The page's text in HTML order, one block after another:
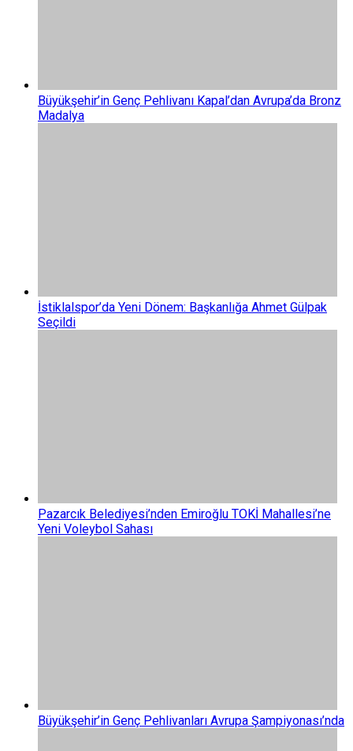
Büyükşehir’in Genç Pehlivanı Kapal’dan Avrupa’da Bronz
Madalya
İstiklalspor’da Yeni Dönem: Başkanlığa Ahmet Gülpak
Seçildi
Pazarcık Belediyesi’nden Emiroğlu TOKİ Mahallesi’ne
Yeni Voleybol Sahası
Büyükşehir’in Genç Pehlivanları Avrupa Şampiyonası’nda